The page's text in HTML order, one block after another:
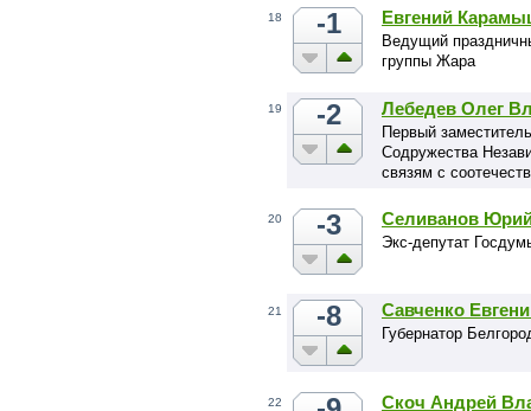
18 -1 Евгений
Ведущий
группы Жара
19 -2 Лебедев Олег
Первый
Содружества
связям с
20 -3 Селиванов
Экс-депутат
21 -8 Савченко
Губернатор
22 Скоч Андрей